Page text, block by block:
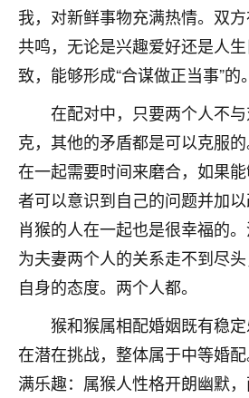
我，对新鲜事物充满热情。双
共鸣，无论是兴趣爱好还是人
致，能够形成“合谋做正当事”的。
在配对中，只要两个人不
克，其他的矛盾都是可以克服
在一起需要时间来磨合，如果
者可以意识到自己的问题并加
肖猴的人在一起也是很幸福的
为夫妻两个人的关系走不到尽
自身的态度。两个人都。
猴和猴属相配婚姻既有稳
在潜在挑战，整体属于中等婚
满乐趣：属猴人性格开朗幽默
3小时前 来自河北
付深
我是公司人事调整，有升迁机
三个，找老师的时候是抱着侥
着我晋升有望，我半信半疑的
太岁还有一个发钱粮，本来年
后，我以为都没戏了，结果开
职第一个就是我，职务无所
3000，非常开心，无论如何
鹿森：恭喜升职加薪！！
12小时前 来自北京
心心相印
我身体不太好，总是病病殃殃
问题，反正就是不舒服。中医